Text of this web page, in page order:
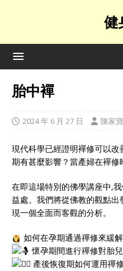
健
胎中襌
2024 年 6 月 27 日 陳家寶
現代科學已經證明襌修可以
期有甚麼影響？當產婦在襌修
在即這場特別的佛學講座中,
益處。我們將從佛教的觀點
現一個全面而客觀的分析。
如何在孕期通過禪修來緩
懷孕期間進行禪修對胎
產後恢復期如何運用禪